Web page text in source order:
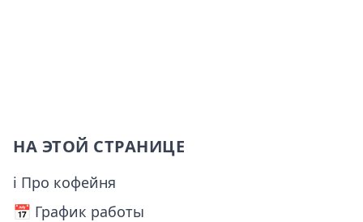
НА ЭТОЙ СТРАНИЦЕ
ℹ Про кофейня
📅️ График работы